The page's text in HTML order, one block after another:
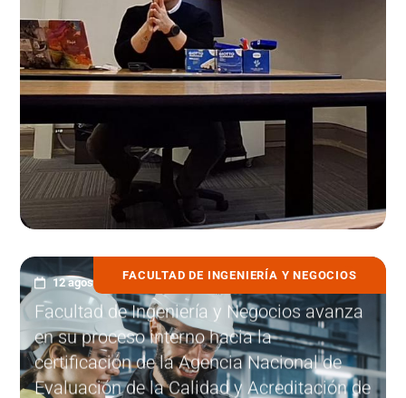
FACULTAD DE INGENIERÍA Y NEGOCIOS
12 agosto, 2025
Facultad de Ingeniería y Negocios avanza
en su proceso interno hacia la
certificación de la Agencia Nacional de
Evaluación de la Calidad y Acreditación de